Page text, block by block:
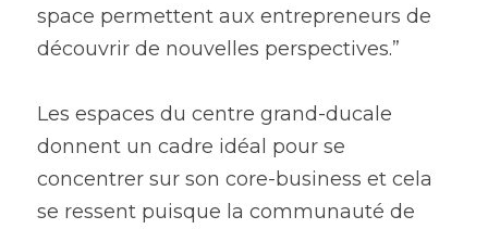
space permettent aux entrepreneurs de
découvrir de nouvelles perspectives.”
Les espaces du centre grand-ducale
donnent un cadre idéal pour se
concentrer sur son core-business et cela
se ressent puisque la communauté de